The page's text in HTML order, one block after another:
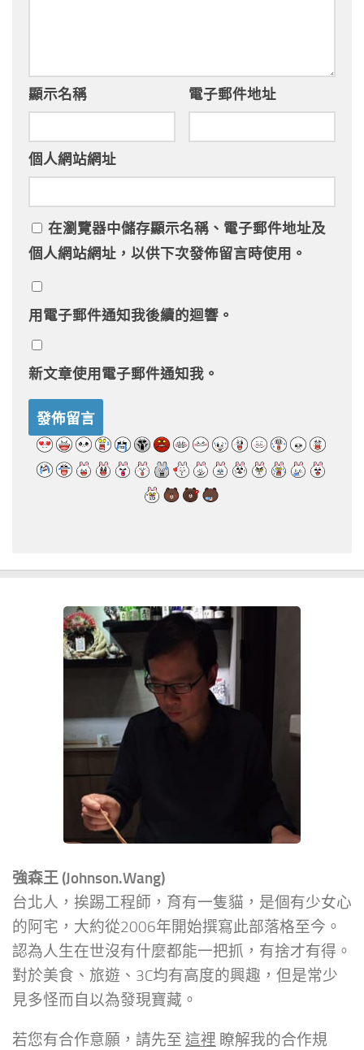
顯示名稱 電子郵件地址
個人網站網址
在瀏覽器中儲存顯示名稱、電子郵件地址及
個人網站網址，以供下次發佈留言時使用。
用電子郵件通知我後續的迴響。
新文章使用電子郵件通知我。
強森王 (Johnson.Wang)
台北人，挨踢工程師，育有一隻貓，是個有少女心
的阿宅，大約從2006年開始撰寫此部落格至今。
認為人生在世沒有什麼都能一把抓，有捨才有得。
對於美食、旅遊、3C均有高度的興趣，但是常少
見多怪而自以為發現寶藏。
若您有合作意願，請先至 這裡 瞭解我的合作規